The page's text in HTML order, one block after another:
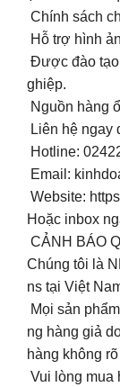
Chính sách
Hỗ trợ hình
Được đào tạo
ghiệp.
Nguồn hàng
Liên hệ ngay
Hotline:
Email:
Website:
Hoặc inbox
CẢNH BÁO
Chúng tôi là
ns tại Việt
Mọi sản
ng hàng giả
hàng không
Vui lòng mua